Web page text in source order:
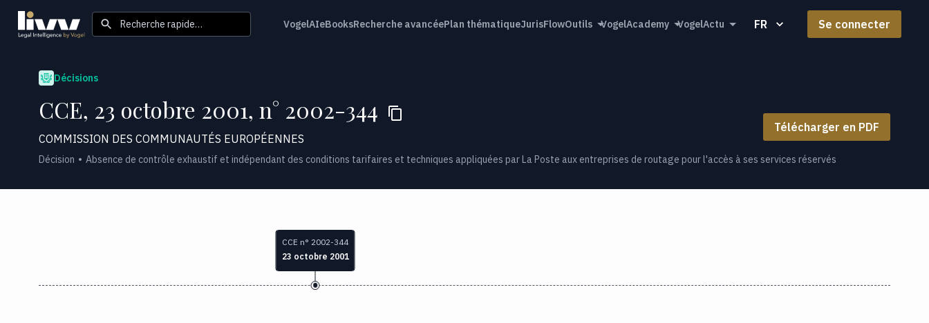
Recherche rapide… VogelAIeBooksRecherche avancéePlan thématiqueJurisFlowOutils VogelAcademy VogelActu FR Se connecter
Décisions
CCE, 23 octobre 2001, n° 2002-344
COMMISSION DES COMMUNAUTÉS EUROPÉENNES
Télécharger en PDF
Décision Absence de contrôle exhaustif et indépendant des conditions tarifaires et techniques appliquées par La Poste aux entreprises de routage pour l'accès à ses services réservés
CCE n° 2002-344
23 octobre 2001